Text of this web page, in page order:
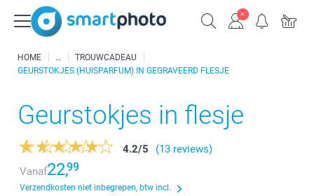
HOME
TROUWCADEAU
GEURSTOKJES (HUISPARFUM) IN GEGRAVEERD FLESJE
Geurstokjes in flesje
4.2/5
(13 reviews)
Vanaf22,99
Verzendkosten niet inbegrepen, btw incl.